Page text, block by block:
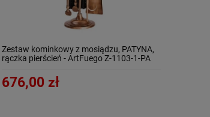
Zestaw kominkowy z mosiądzu, PATYNA,
rączka pierścień - ArtFuego Z-1103-1-PA
676,00 zł